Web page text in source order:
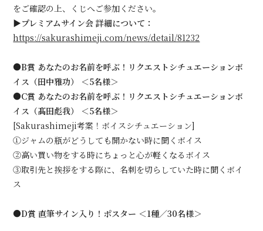
をご確認の上、くじへご参加ください。
▶︎プレミアムサイン会 詳細について：
https://sakurashimeji.com/news/detail/81232
●B賞 あなたのお名前を呼ぶ！リクエストシチュエーションボ
イス（田中雅功） ＜5名様＞
●C賞 あなたのお名前を呼ぶ！リクエストシチュエーションボ
イス（髙田彪我） ＜5名様＞
[Sakurashimeji考案！ボイスシチュエーション]
①ジャムの瓶がどうしても開かない時に聞くボイス
②高い買い物をする時にちょっと心が軽くなるボイス
③取引先と挨拶をする際に、名刺を切らしていた時に聞くボイ
ス
●D賞 直筆サイン入り！ポスター ＜1種／30名様＞